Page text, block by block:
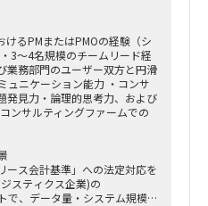
けるPMまたはPMOの経験（シ
3〜4名規模のチームリード経
業務部門のユーザー双方と円滑
ュニケーション能力 ・コンサ
発見力・論理的思考力、および
ンサルティングファームでの
ース会計基準」への法定対応を
スティクス企業)の
で、データ量・システム規模と